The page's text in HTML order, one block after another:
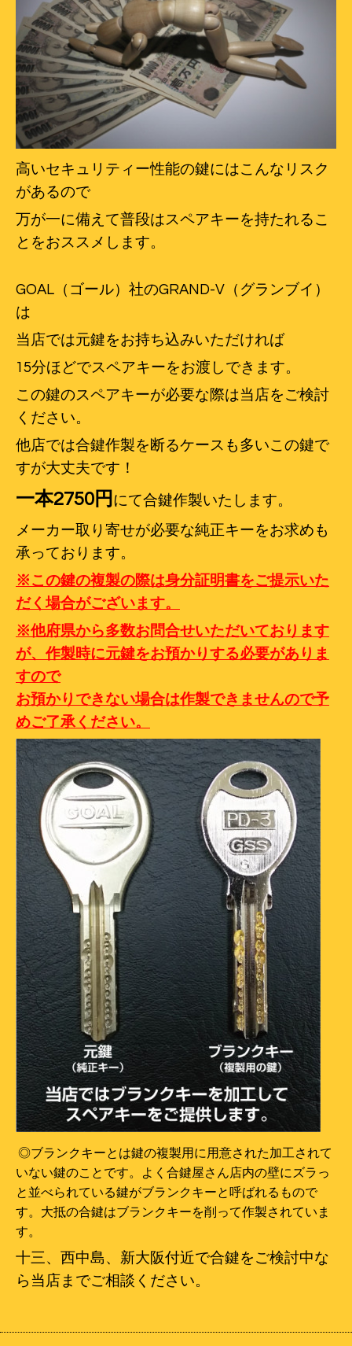
高いセキュリティー性能の鍵にはこんなリスク
があるので
万が一に備えて普段はスペアキーを持たれるこ
とをおススメします。
GOAL （ゴール） 社のGRAND-V （グランブイ）
は
当店では元鍵をお持ち込みいただければ
15分ほどでスペアキーをお渡しできます。
この鍵のスペアキーが必要な際は当店をご検討
ください。
他店では合鍵作製を断るケースも多いこの鍵で
すが大丈夫です！
一本2750円 にて合鍵作製いたします。
メーカー取り寄せが必要な純正キーをお求めも
承っております。
※この鍵の複製の際は身分証明書をご提示いた
だく場合がございます。
※他府県から多数お問合せいただいております
が、作製時に元鍵をお預かりする必要がありま
すので
お預かりできない場合は作製できませんので予
めご了承ください。
◎ブランクキーとは鍵の複製用に用意された加工されて
いない鍵のことです。よく合鍵屋さん店内の壁にズラっ
と並べられている鍵がブランクキーと呼ばれるもので
す。大抵の合鍵はブランクキーを削って作製されていま
す。
十三、西中島、新大阪付近で合鍵をご検討中な
ら当店までご相談ください。